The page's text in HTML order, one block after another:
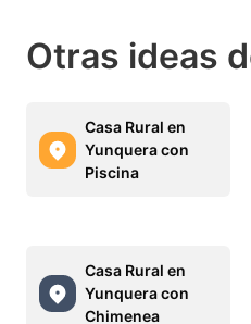
Otras ideas
Casa Rural en
Yunquera con
Piscina
Casa Rural en
Yunquera con
Chimenea